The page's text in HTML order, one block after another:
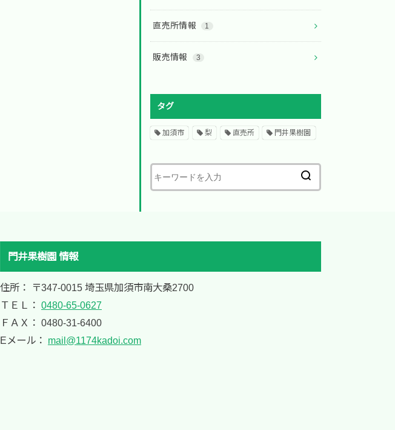
直売所情報 1
販売情報 3
タグ
加須市 梨 直売所 門井果樹園
門井果樹園 情報
住所： 〒347-0015 埼玉県加須市南大桑2700
ＴＥＬ： 0480-65-0627
ＦＡＸ： 0480-31-6400
Eメール： mail@1174kadoi.com